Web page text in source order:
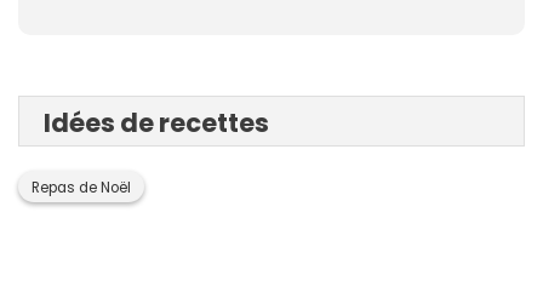
Idées de recettes
Repas de Noël